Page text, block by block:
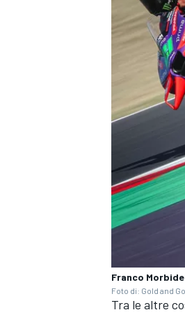
ENDURANCE/GT
Franco
Foto di: Gold and
Tra le altre